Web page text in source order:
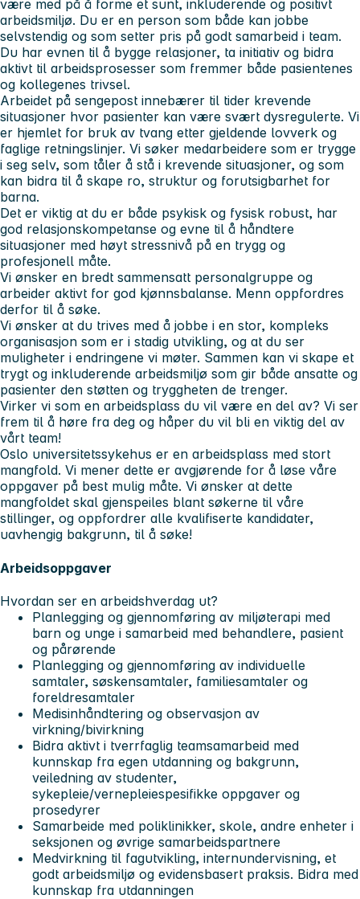
være med på å forme et sunt, inkluderende og positivt
arbeidsmiljø. Du er en person som både kan jobbe
selvstendig og som setter pris på godt samarbeid i team.
Du har evnen til å bygge relasjoner, ta initiativ og bidra
aktivt til arbeidsprosesser som fremmer både pasientenes
og kollegenes trivsel.
Arbeidet på sengepost innebærer til tider krevende
situasjoner hvor pasienter kan være svært dysregulerte. Vi
er hjemlet for bruk av tvang etter gjeldende lovverk og
faglige retningslinjer. Vi søker medarbeidere som er trygge
i seg selv, som tåler å stå i krevende situasjoner, og som
kan bidra til å skape ro, struktur og forutsigbarhet for
barna.
Det er viktig at du er både psykisk og fysisk robust, har
god relasjonskompetanse og evne til å håndtere
situasjoner med høyt stressnivå på en trygg og
profesjonell måte.
Vi ønsker en bredt sammensatt personalgruppe og
arbeider aktivt for god kjønnsbalanse. Menn oppfordres
derfor til å søke.
Vi ønsker at du trives med å jobbe i en stor, kompleks
organisasjon som er i stadig utvikling, og at du ser
muligheter i endringene vi møter. Sammen kan vi skape et
trygt og inkluderende arbeidsmiljø som gir både ansatte og
pasienter den støtten og tryggheten de trenger.
Virker vi som en arbeidsplass du vil være en del av? Vi ser
frem til å høre fra deg og håper du vil bli en viktig del av
vårt team!
Oslo universitetssykehus er en arbeidsplass med stort
mangfold. Vi mener dette er avgjørende for å løse våre
oppgaver på best mulig måte. Vi ønsker at dette
mangfoldet skal gjenspeiles blant søkerne til våre
stillinger, og oppfordrer alle kvalifiserte kandidater,
uavhengig bakgrunn, til å søke!
Arbeidsoppgaver
Hvordan ser en arbeidshverdag ut?
Planlegging og gjennomføring av miljøterapi med
barn og unge i samarbeid med behandlere, pasient
og pårørende
Planlegging og gjennomføring av individuelle
samtaler, søskensamtaler, familiesamtaler og
foreldresamtaler
Medisinhåndtering og observasjon av
virkning/bivirkning
Bidra aktivt i tverrfaglig teamsamarbeid med
kunnskap fra egen utdanning og bakgrunn,
veiledning av studenter,
sykepleie/vernepleiespesifikke oppgaver og
prosedyrer
Samarbeide med poliklinikker, skole, andre enheter i
seksjonen og øvrige samarbeidspartnere
Medvirkning til fagutvikling, internundervisning, et
godt arbeidsmiljø og evidensbasert praksis. Bidra med
kunnskap fra utdanningen